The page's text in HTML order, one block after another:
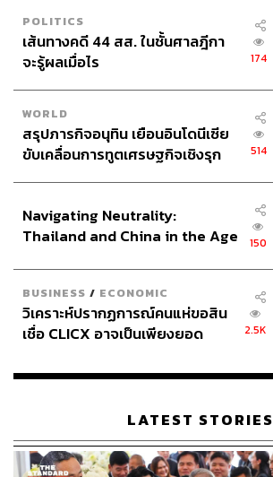
POLITICS
เส้นทางคดี 44 สส. ในชั้นศาลฎีกา
จะรู้ผลเมื่อไร
174
WORLD
สรุปภารกิจอนุทิน เยือนอินโดนีเซีย
ขับเคลื่อนการทูตเศรษฐกิจเชิงรุก
514
Navigating Neutrality:
Thailand and China in the Age
150
BUSINESS / ECONOMIC
วิเคราะห์ปรากฏการณ์คนแห่ขอสิน
เชื่อ CLICX อาจเป็นเพียงยอด
เรือนไทยที่ถูกซุกไว้
2.5K
LATEST STORIES